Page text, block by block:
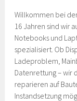
Willkommen bei
16 Jahren sind wir
Notebooks und
spezialisiert. Ob
Ladeproblem,
Datenrettung – wir
reparieren auf
Instandsetzung